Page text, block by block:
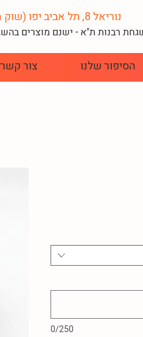
נוריאל 8, תל אביב יפו (שוק התקווה) | משלוחים בכל גוש דן
רבנות ת"א - ישנם מוצרים
הסיפור שלנו צור קשר
0/250